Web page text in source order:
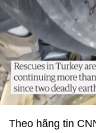
Theo hãng tin